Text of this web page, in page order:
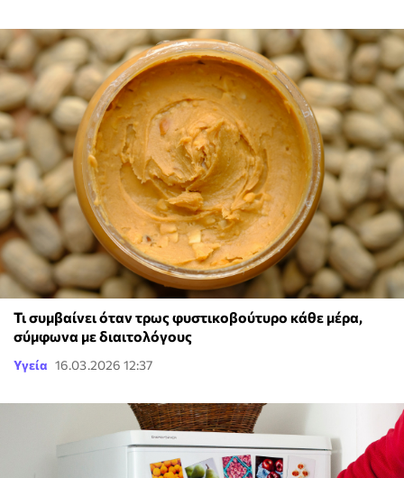
Τι συμβαίνει όταν τρως φυστικοβούτυρο κάθε μέρα,
σύμφωνα με διαιτολόγους
Υγεία 16.03.2026 12:37